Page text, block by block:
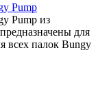
Pump
Pump из
для
всех палок Bungy